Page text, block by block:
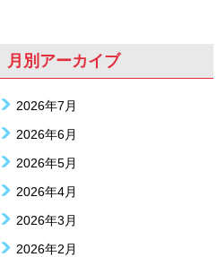
月別アーカイブ
2026年7月
2026年6月
2026年5月
2026年4月
2026年3月
2026年2月